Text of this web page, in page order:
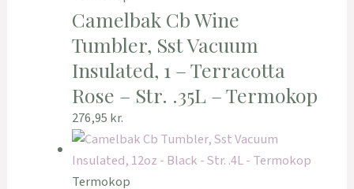
Camelbak Cb Wine
Tumbler, Sst Vacuum
Insulated, 1 – Terracotta
Rose – Str. .35L – Termokop
276,95 kr.
Termokop